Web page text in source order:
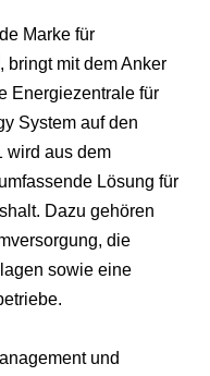
Marke für
, bringt mit dem Anker
Energiezentrale für
System auf den
wird aus dem
Lösung für
Dazu gehören
die
sowie eine
und